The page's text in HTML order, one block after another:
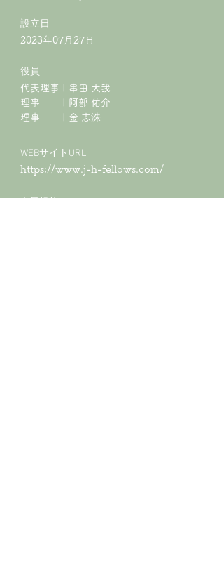
​設立日
2023年07月27日
役員
代表理事 | 串田 大我
理事 | 阿部 佑介
​理事 | 金 志洙
WEBサイトURL
https://www.j-h-fellows.com/